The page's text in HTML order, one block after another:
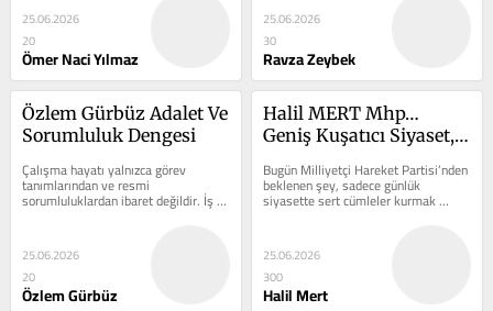
25.06.2026
20
Ömer Naci Yılmaz
25.06.2026
30
Ravza Zeybek
Özlem Gürbüz Adalet Ve
Sorumluluk Dengesi
Çalışma hayatı yalnızca görev
tanımlarından ve resmi
sorumluluklardan ibaret değildir. İş
yerlerinde insanlar günün büyük bir...
25.06.2026
20
Özlem Gürbüz
Halil MERT Mhp…
Geniş Kuşatıcı Siyaset,
Bugün Milliyetçi Hareket Partisi’nden
beklenen şey, sadece günlük
siyasette sert cümleler kurmak
değildir. Türk Milleti, Türk Dünyası
25.06.2026
300
Halil Mert